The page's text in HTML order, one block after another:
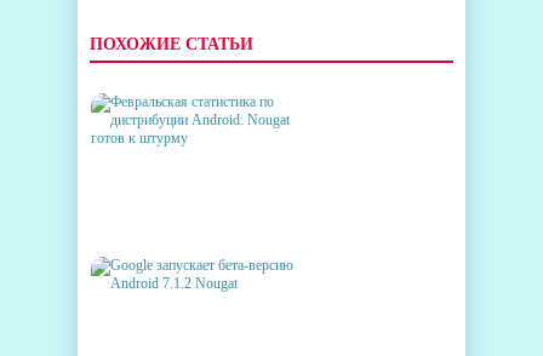
ПОХОЖИЕ СТАТЬИ